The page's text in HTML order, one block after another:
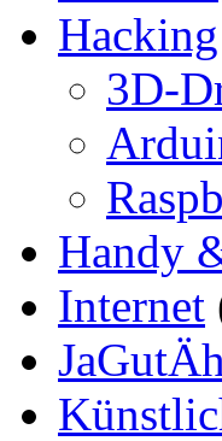
Hacking
3D-
Handy
Internet